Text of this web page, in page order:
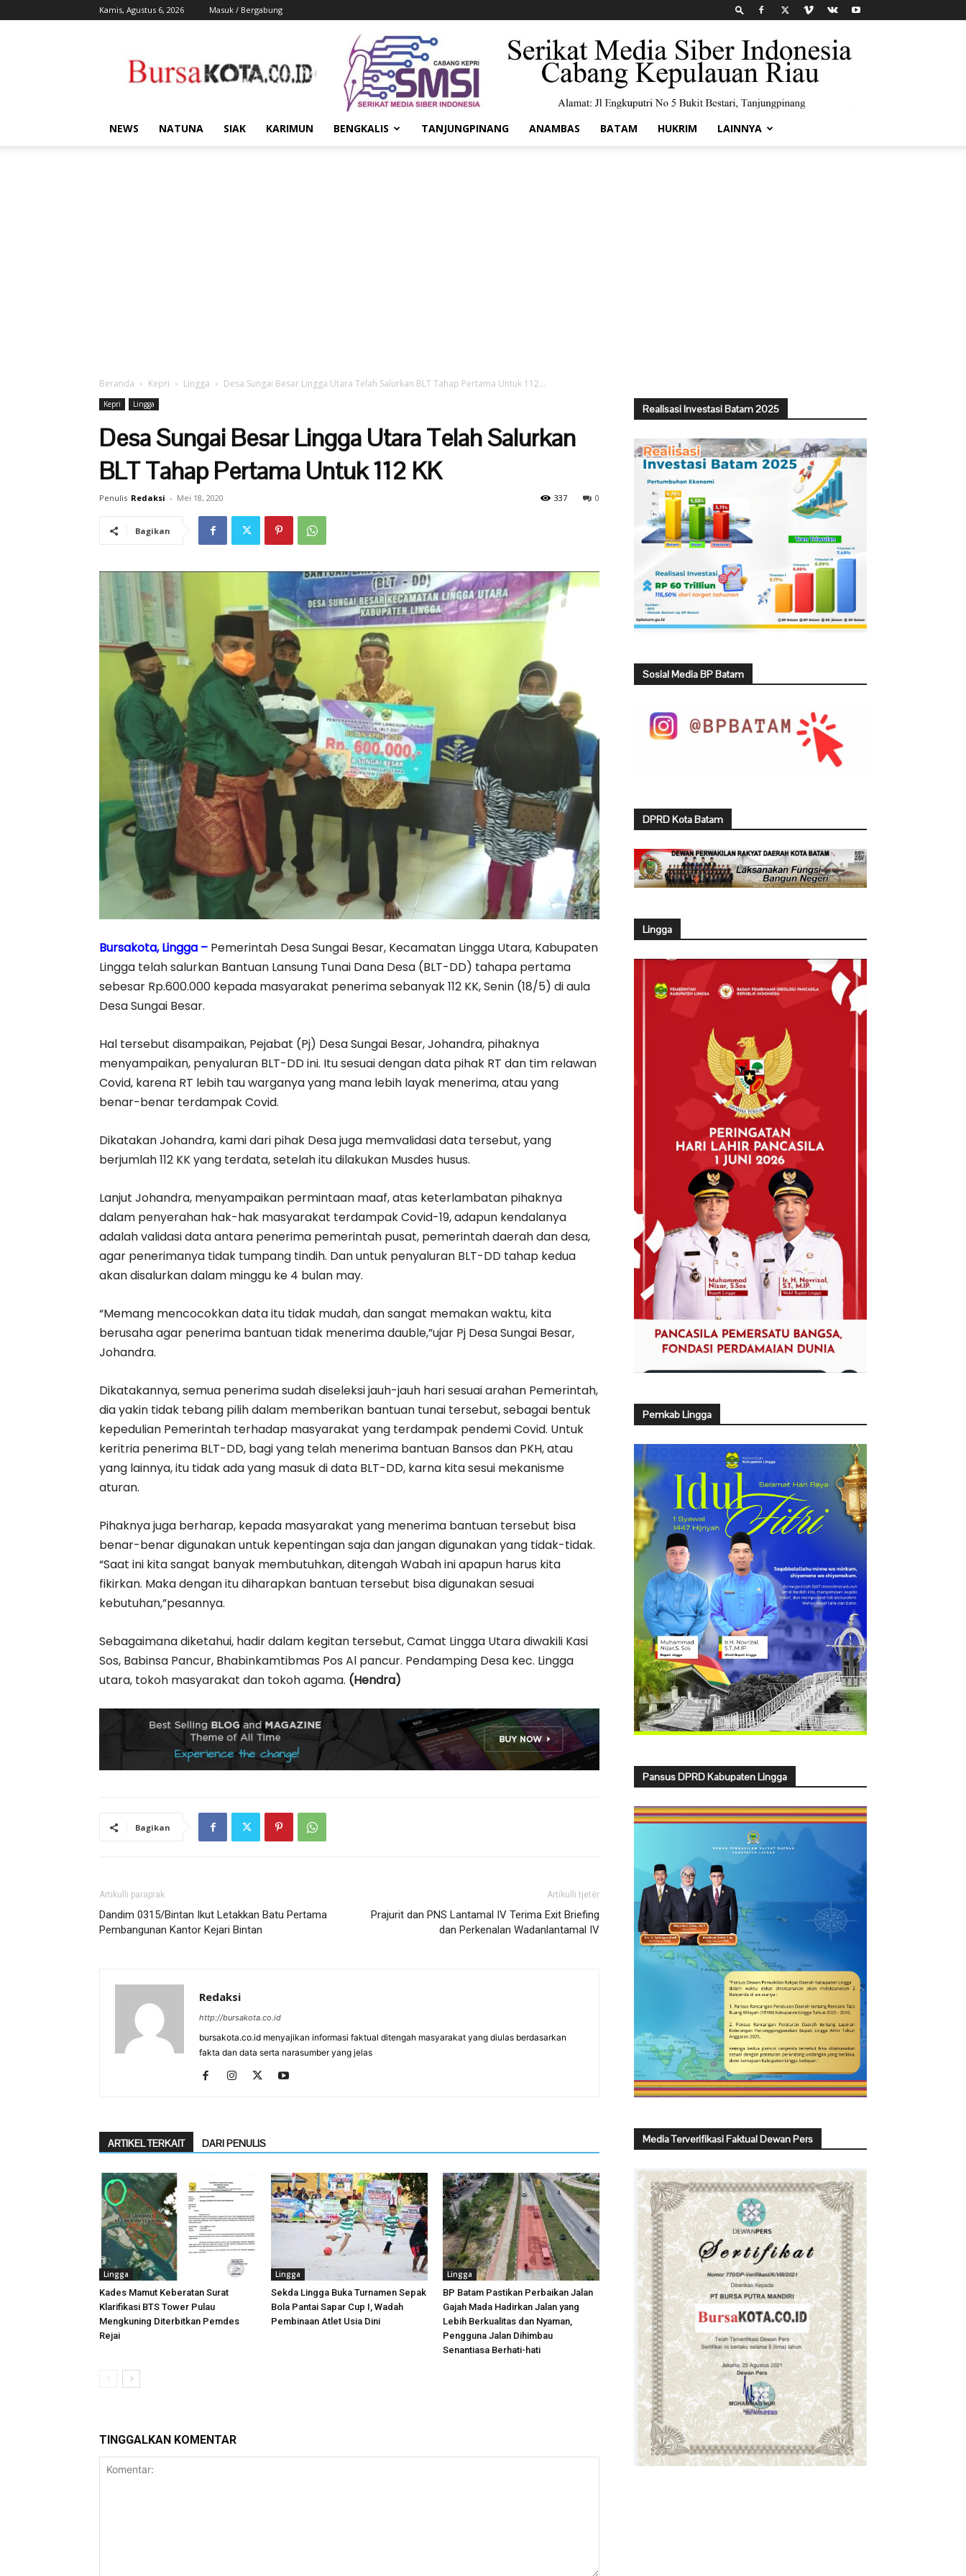
Kamis, Agustus 6, 2026 Masuk / Bergabung
Kota
NEWS NATUNA SIAK KARIMUN BENGKALIS TANJUNGPINANG ANAMBAS BATAM HUKRIM LAINNYA
Beranda Kepri Lingga Desa Sungai Besar Lingga Utara Telah Salurkan BLT Tahap Pertama Untuk 112...
Kepri Lingga
Desa Sungai Besar Lingga Utara Telah Salurkan
BLT Tahap Pertama Untuk 112 KK
Penulis Redaksi - Mei 18, 2020 0
337
Bagikan
Bursakota, Lingga – Pemerintah Desa Sungai Besar, Kecamatan Lingga Utara, Kabupaten
Lingga telah salurkan Bantuan Lansung Tunai Dana Desa (BLT-DD) tahapa pertama
sebesar Rp.600.000 kepada masyarakat penerima sebanyak 112 KK, Senin (18/5) di aula
Desa Sungai Besar.
Hal tersebut disampaikan, Pejabat (Pj) Desa Sungai Besar, Johandra, pihaknya
menyampaikan, penyaluran BLT-DD ini. Itu sesuai dengan data pihak RT dan tim relawan
Covid, karena RT lebih tau warganya yang mana lebih layak menerima, atau yang
benar-benar terdampak Covid.
Dikatakan Johandra, kami dari pihak Desa juga memvalidasi data tersebut, yang
berjumlah 112 KK yang terdata, setelah itu dilakukan Musdes husus.
Lanjut Johandra, menyampaikan permintaan maaf, atas keterlambatan pihaknya
dalam penyerahan hak-hak masyarakat terdampak Covid-19, adapun kendalanya
adalah validasi data antara penerima pemerintah pusat, pemerintah daerah dan desa,
agar penerimanya tidak tumpang tindih. Dan untuk penyaluran BLT-DD tahap kedua
akan disalurkan dalam minggu ke 4 bulan may.
“Memang mencocokkan data itu tidak mudah, dan sangat memakan waktu, kita
berusaha agar penerima bantuan tidak menerima dauble,”ujar Pj Desa Sungai Besar,
Johandra.
Dikatakannya, semua penerima sudah diseleksi jauh-jauh hari sesuai arahan Pemerintah,
dia yakin tidak tebang pilih dalam memberikan bantuan tunai tersebut, sebagai bentuk
kepedulian Pemerintah terhadap masyarakat yang terdampak pendemi Covid. Untuk
keritria penerima BLT-DD, bagi yang telah menerima bantuan Bansos dan PKH, atau
yang lainnya, itu tidak ada yang masuk di data BLT-DD, karna kita sesui mekanisme
aturan.
Pihaknya juga berharap, kepada masyarakat yang menerima bantuan tersebut bisa
benar-benar digunakan untuk kepentingan saja dan jangan digunakan yang tidak-tidak.
“Saat ini kita sangat banyak membutuhkan, ditengah Wabah ini apapun harus kita
fikirkan. Maka dengan itu diharapkan bantuan tersebut bisa digunakan sesuai
kebutuhan,”pesannya.
Sebagaimana diketahui, hadir dalam kegitan tersebut, Camat Lingga Utara diwakili Kasi
Sos, Babinsa Pancur, Bhabinkamtibmas Pos Al pancur. Pendamping Desa kec. Lingga
utara, tokoh masyarakat dan tokoh agama. (Hendra)
Bagikan
Artikulli paraprak
Dandim 0315/Bintan Ikut Letakkan Batu Pertama
Pembangunan Kantor Kejari Bintan
Artikulli tjetër
Prajurit dan PNS Lantamal IV Terima Exit Briefing
dan Perkenalan Wadanlantamal IV
Redaksi
http://bursakota.co.id
bursakota.co.id menyajikan informasi faktual ditengah masyarakat yang diulas berdasarkan
fakta dan data serta narasumber yang jelas
ARTIKEL TERKAIT DARI PENULIS
Lingga
Kades Mamut Keberatan Surat
Klarifikasi BTS Tower Pulau
Mengkuning Diterbitkan Pemdes
Rejai
Lingga
Sekda Lingga Buka Turnamen Sepak
Bola Pantai Sapar Cup I, Wadah
Pembinaan Atlet Usia Dini
Lingga
BP Batam Pastikan Perbaikan Jalan
Gajah Mada Hadirkan Jalan yang
Lebih Berkualitas dan Nyaman,
Pengguna Jalan Dihimbau
Senantiasa Berhati-hati
TINGGALKAN KOMENTAR
Realisasi Investasi Batam 2025
Sosial Media BP Batam
DPRD Kota Batam
Lingga
Pemkab Lingga
Pansus DPRD Kabupaten Lingga
Media Terverifikasi Faktual Dewan Pers